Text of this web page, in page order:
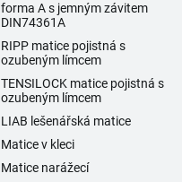
forma A s jemným závitem
DIN74361A
RIPP matice pojistná s
ozubeným límcem
TENSILOCK matice pojistná s
ozubeným límcem
LIAB lešenářská matice
Matice v kleci
Matice narážecí